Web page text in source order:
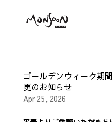
ゴールデンウィーク期
更のお知らせ
Apr 25, 2026